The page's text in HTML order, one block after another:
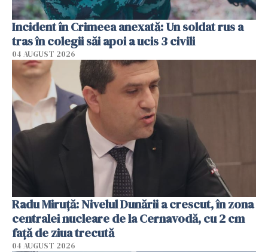
Incident în Crimeea anexată: Un soldat rus a
tras în colegii săi apoi a ucis 3 civili
04 AUGUST 2026
Radu Miruţă: Nivelul Dunării a crescut, în zona
centralei nucleare de la Cernavodă, cu 2 cm
faţă de ziua trecută
04 AUGUST 2026